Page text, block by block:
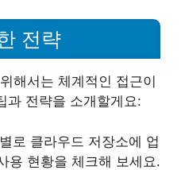
전략
해서는 체계적인 접근이
과 전략을 소개할게요:
로 클라우드 저장소에 업
용 현황을 체크해 보세요.